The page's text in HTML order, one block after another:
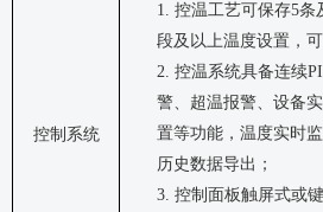
控制系统
1. 控温工艺可保存5条
段及以上温度设置，
2. 控温系统具备连续
警、超温报警、设备
置等功能，温度实时
历史数据导出；
3. 控制面板触屏式或